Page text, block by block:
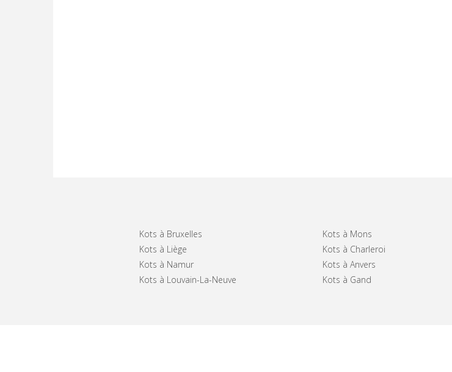
Kots à Bruxelles
Kots à Liège
Kots à Namur
Kots à Louvain-La-Neuve
Kots à Mons
Kots à Charleroi
Kots à Anvers
Kots à Gand